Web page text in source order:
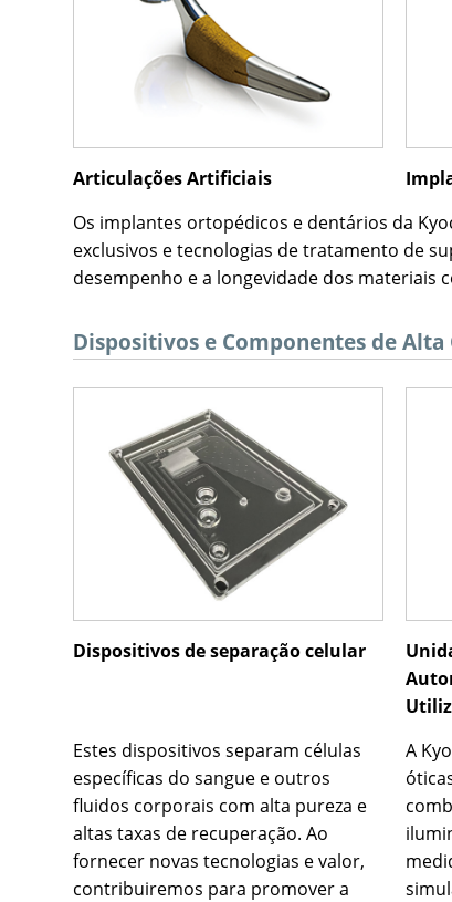
Articulações Artificiais
Os implantes ortopédicos e dentários da
exclusivos e tecnologias de tratamento de
desempenho e a longevidade dos materiais
Dispositivos e Componentes de
Dispositivos de separação celular
Estes dispositivos separam células
específicas do sangue e outros
fluidos corporais com alta pureza e
altas taxas de recuperação. Ao
fornecer novas tecnologias e valor,
contribuiremos para promover a
A